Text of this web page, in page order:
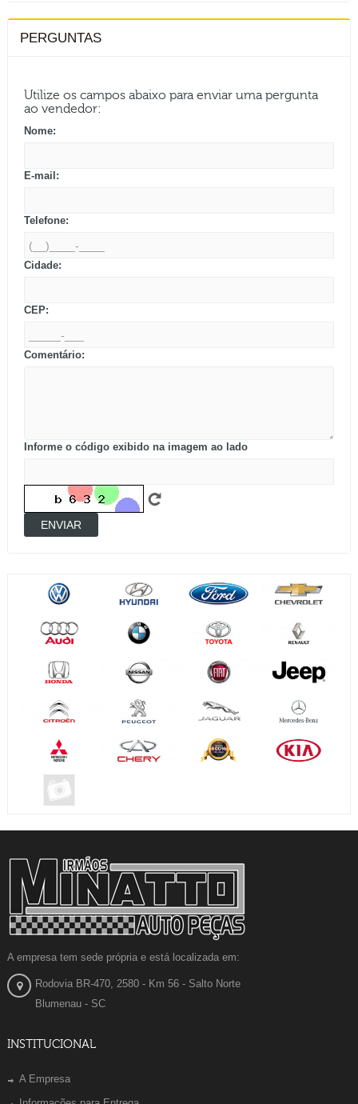
PERGUNTAS
Utilize os campos abaixo para enviar uma pergunta
ao vendedor:
Nome:
E-mail:
Telefone:
Cidade:
CEP:
Comentário:
Informe o código exibido na imagem ao lado
ENVIAR
A empresa tem sede própria e está localizada em:
Rodovia BR-470, 2580 - Km 56 - Salto Norte
Blumenau - SC
INSTITUCIONAL
A Empresa